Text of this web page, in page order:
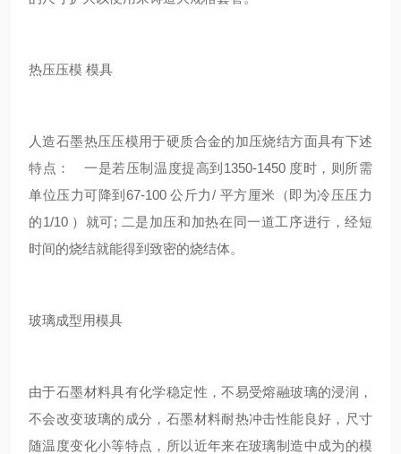
热压压模 模具
人造石墨热压压模用于硬质合金的加压烧结方面具有下述
特点： 一是若压制温度提高到1350-1450 度时，则所需
单位压力可降到67-100 公斤力/ 平方厘米（即为冷压压力
的1/10 ）就可; 二是加压和加热在同一道工序进行，经短
时间的烧结就能得到致密的烧结体。
玻璃成型用模具
由于石墨材料具有化学稳定性，不易受熔融玻璃的浸润，
不会改变玻璃的成分，石墨材料耐热冲击性能良好，尺寸
随温度变化小等特点，所以近年来在玻璃制造中成为的模